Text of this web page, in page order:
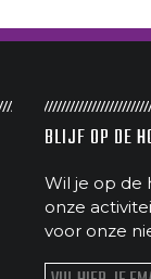
BLIJF OP DE
Wil je op de
onze
voor onze